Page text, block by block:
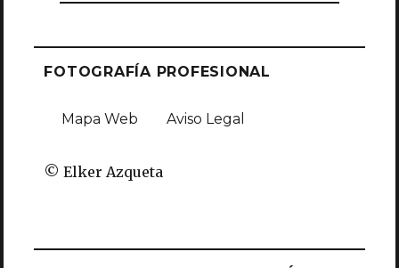
FOTOGRAFÍA PROFESIONAL
Mapa Web Aviso Legal
© Elker Azqueta